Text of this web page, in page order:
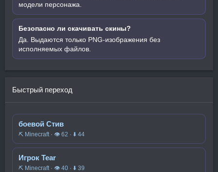
модели персонажа.
Безопасно ли скачивать скины?
Да. Выдаются только PNG-изображения без
исполняемых файлов.
Быстрый переход
боевой Стив
⛏️ Minecraft · 👁 62 · ⬇ 44
Игрок Tear
⛏️ Minecraft · 👁 40 · ⬇ 39